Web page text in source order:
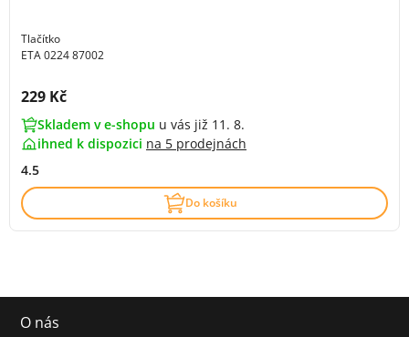
Tlačítko
ETA 0224 87002
Cena s DPH:
229 Kč
Skladem v e-shopu u vás již 11. 8.
ihned k dispozici na 5 prodejnách
4.5
Do košíku
O nás